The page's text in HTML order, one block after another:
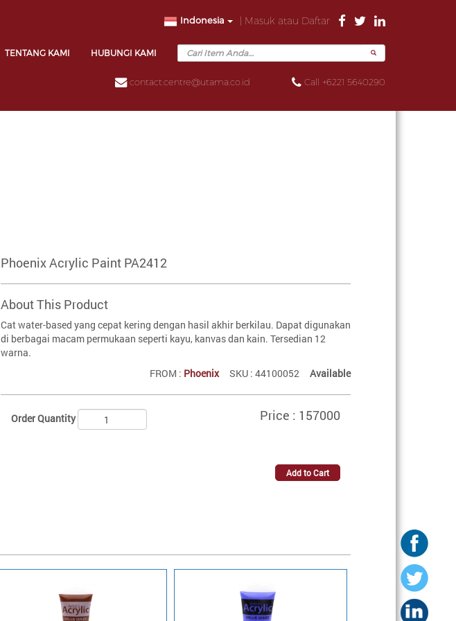
| Masuk atau Daftar
Indonesia
TENTANG KAMI HUBUNGI KAMI
contact.centre@utama.co.id Call +6221 5640290
Phoenix Acrylic Paint PA2412
About This Product
Cat water-based yang cepat kering dengan hasil akhir berkilau. Dapat digunakan
di berbagai macam permukaan seperti kayu, kanvas dan kain. Tersedian 12
warna.
FROM : PhoenixSKU : 44100052 Available
Order Quantity Price : 157000